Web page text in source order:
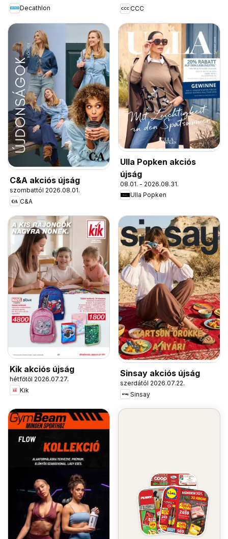
Decathlon
CCC
C&A akciós újság
szombattól 2026.08.01.
C&A
Ulla Popken akciós
újság
08.01. - 2026.08.31.
Ulla Popken
Kik akciós újság
hétfőtől 2026.07.27.
Kik
Sinsay akciós újság
szerdától 2026.07.22.
Sinsay